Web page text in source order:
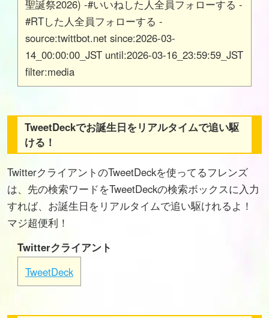
聖誕祭2026) -#いいねした人全員フォローする -
#RTした人全員フォローする -
source:twittbot.net since:2026-03-
14_00:00:00_JST until:2026-03-16_23:59:59_JST
filter:media
TweetDeckでお誕生日をリアルタイムで追い駆
ける！
TwitterクライアントのTweetDeckを使ってるフレンズ
は、先の検索ワードをTweetDeckの検索ボックスに入力
すれば、お誕生日をリアルタイムで追い駆けれるよ！
マジ超便利！
Twitterクライアント
TweetDeck